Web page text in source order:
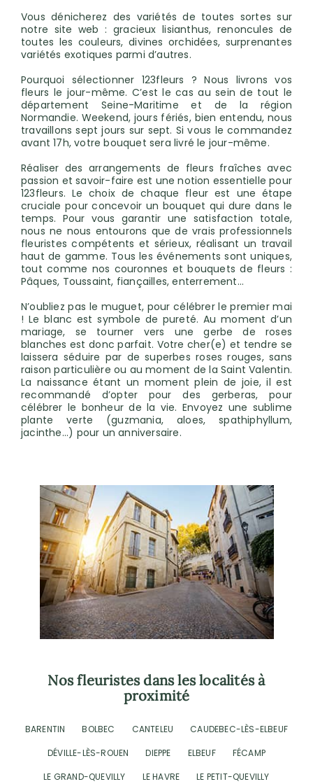
Vous dénicherez des variétés de toutes sortes sur
notre site web : gracieux lisianthus, renoncules de
toutes les couleurs, divines orchidées, surprenantes
variétés exotiques parmi d’autres.
Pourquoi sélectionner 123fleurs ? Nous livrons vos
fleurs le jour-même. C’est le cas au sein de tout le
département Seine-Maritime et de la région
Normandie. Weekend, jours fériés, bien entendu, nous
travaillons sept jours sur sept. Si vous le commandez
avant 17h, votre bouquet sera livré le jour-même.
Réaliser des arrangements de fleurs fraîches avec
passion et savoir-faire est une notion essentielle pour
123fleurs. Le choix de chaque fleur est une étape
cruciale pour concevoir un bouquet qui dure dans le
temps. Pour vous garantir une satisfaction totale,
nous ne nous entourons que de vrais professionnels
fleuristes compétents et sérieux, réalisant un travail
haut de gamme. Tous les événements sont uniques,
tout comme nos couronnes et bouquets de fleurs :
Pâques, Toussaint, fiançailles, enterrement…
N’oubliez pas le muguet, pour célébrer le premier mai
! Le blanc est symbole de pureté. Au moment d’un
mariage, se tourner vers une gerbe de roses
blanches est donc parfait. Votre cher(e) et tendre se
laissera séduire par de superbes roses rouges, sans
raison particulière ou au moment de la Saint Valentin.
La naissance étant un moment plein de joie, il est
recommandé d’opter pour des gerberas, pour
célébrer le bonheur de la vie. Envoyez une sublime
plante verte (guzmania, aloes, spathiphyllum,
jacinthe...) pour un anniversaire.
Nos fleuristes dans les localités à
proximité
BARENTIN BOLBEC CANTELEU
CAUDEBEC-LÈS-ELBEUF
DÉVILLE-LÈS-ROUEN
DIEPPE ELBEUF
FÉCAMP
LE GRAND-QUEVILLY
LE HAVRE
LE PETIT-QUEVILLY